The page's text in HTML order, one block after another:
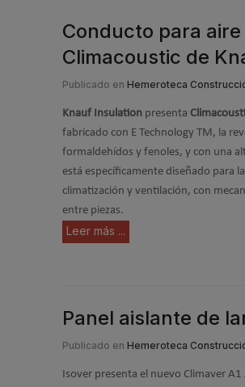
Conducto para
Climacoustic de
Publicado en Hemeroteca
Knauf Insulation presenta
fabricado con E Technology TM, la
formaldehídos y fenoles, y con una
está específicamente diseñado para
climatización y ventilación, con
entre piezas.
Leer más ...
Panel aislante de
Publicado en Hemeroteca
Isover presenta el nuevo Climaver